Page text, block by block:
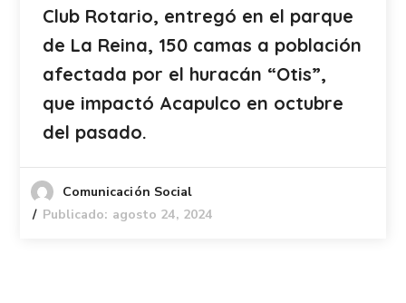
Club Rotario, entregó en el parque
de La Reina, 150 camas a población
afectada por el huracán “Otis”,
que impactó Acapulco en octubre
del pasado.
Comunicación Social
Publicado: agosto 24, 2024